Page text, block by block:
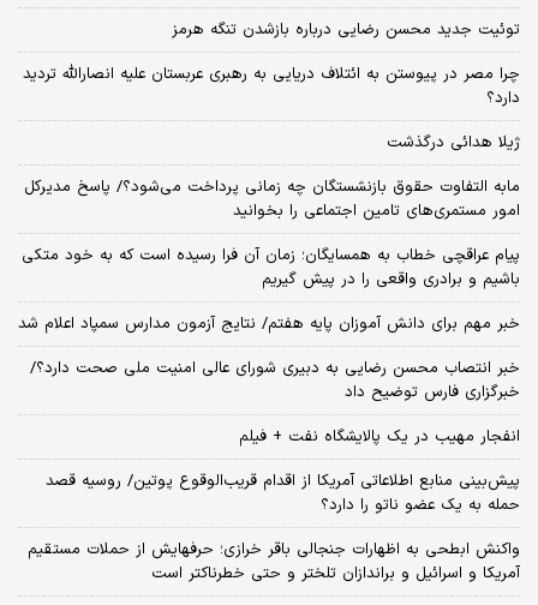
توئیت جدید محسن رضایی درباره بازشدن تنگه هرمز
چرا مصر در پیوستن به ائتلاف دریایی به رهبری عربستان علیه انصارالله تردید
دارد؟
ژیلا هدائی درگذشت
مابه التفاوت حقوق بازنشستگان چه زمانی پرداخت می‌شود؟/ پاسخ مدیرکل
امور مستمری‌های تامین اجتماعی را بخوانید
پیام عراقچی خطاب به همسایگان؛ زمان آن فرا رسیده است که به خود متکی
باشیم و برادری واقعی را در پیش گیریم
خبر مهم برای دانش آموزان پایه هفتم/ نتایج آزمون مدارس سمپاد اعلام شد
خبر انتصاب محسن رضایی به دبیری شورای عالی امنیت ملی صحت دارد؟/
خبرگزاری فارس توضیح داد
انفجار مهیب در یک پالایشگاه نفت + فیلم
پیش‌بینی منابع اطلاعاتی آمریکا از اقدام قریب‌الوقوع پوتین/ روسیه قصد
حمله به یک عضو ناتو را دارد؟
واکنش ابطحی به اظهارات جنجالی باقر خرازی؛ حرفهایش از حملات مستقیم
آمریکا و اسرائیل و براندازان تلختر و حتی خطرناکتر است